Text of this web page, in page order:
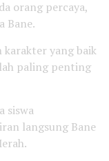
orang percaya,
Bane.
karakter yang baik
paling penting
siswa
langsung Bane